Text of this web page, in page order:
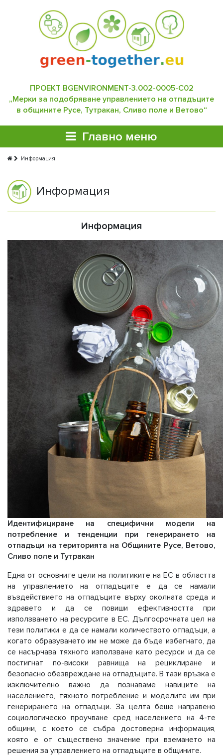
ПРОЕКТ BGENVIRONMENT-3.002-0005-C02
„Мерки за подобряване управлението на отпадъците
в общините Русе, Тутракан, Сливо поле и Ветово“
Главно меню
Информация
Информация
Информация
Идентифициране на специфични модели на
потребление и тенденции при генерирането на
отпадъци на територията на Общините Русе, Ветово,
Сливо поле и Тутракан
Една от основните цели на политиките на ЕС в областта
на управлението на отпадъците е да се намали
въздействието на отпадъците върху околната среда и
здравето и да се повиши ефективността при
използването на ресурсите в ЕС. Дългосрочната цел на
тези политики е да се намали количеството отпадъци, а
когато образуването им не може да бъде избегнато, да
се насърчава тяхното използване като ресурси и да се
постигнат по-високи равнища на рециклиране и
безопасно обезвреждане на отпадъците. В тази връзка е
изключително важно да познаваме навиците на
населението, тяхното потребление и моделите им при
генерирането на отпадъци. За целта беше направено
социологическо проучване сред населението на 4-те
общини, с което се събра достоверна информация,
която е от съществено значение при вземането на
решения за управлението на отпадъците в общините.